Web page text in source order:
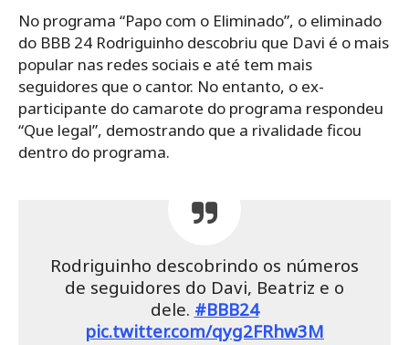
No programa “Papo com o Eliminado”, o eliminado
do BBB 24 Rodriguinho descobriu que Davi é o mais
popular nas redes sociais e até tem mais
seguidores que o cantor. No entanto, o ex-
participante do camarote do programa respondeu
“Que legal”, demostrando que a rivalidade ficou
dentro do programa.
Rodriguinho descobrindo os números
de seguidores do Davi, Beatriz e o
dele. #BBB24
pic.twitter.com/qyg2FRhw3M